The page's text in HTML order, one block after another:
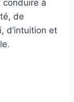
conduire à
de
d’intuition et